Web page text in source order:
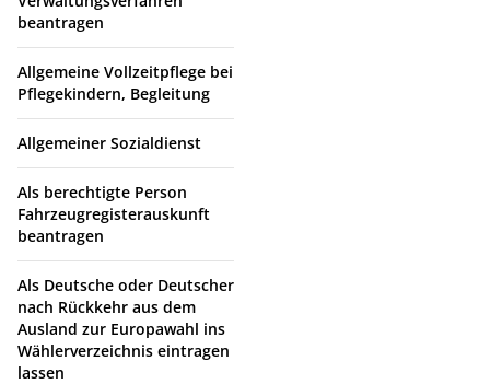
beantragen
Allgemeine Vollzeitpflege bei
Pflegekindern, Begleitung
Allgemeiner Sozialdienst
Als berechtigte Person
Fahrzeugregisterauskunft
beantragen
Als Deutsche oder Deutscher
nach Rückkehr aus dem
Ausland zur Europawahl ins
Wählerverzeichnis eintragen
lassen